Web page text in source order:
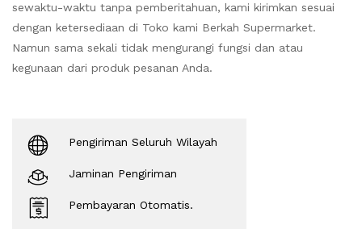
sewaktu-waktu tanpa pemberitahuan, kami kirimkan sesuai
dengan ketersediaan di Toko kami Berkah Supermarket.
Namun sama sekali tidak mengurangi fungsi dan atau
kegunaan dari produk pesanan Anda.
Pengiriman Seluruh Wilayah
Jaminan Pengiriman
Pembayaran Otomatis.